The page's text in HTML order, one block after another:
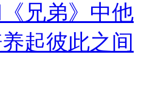
兄弟》中他
起彼此之间